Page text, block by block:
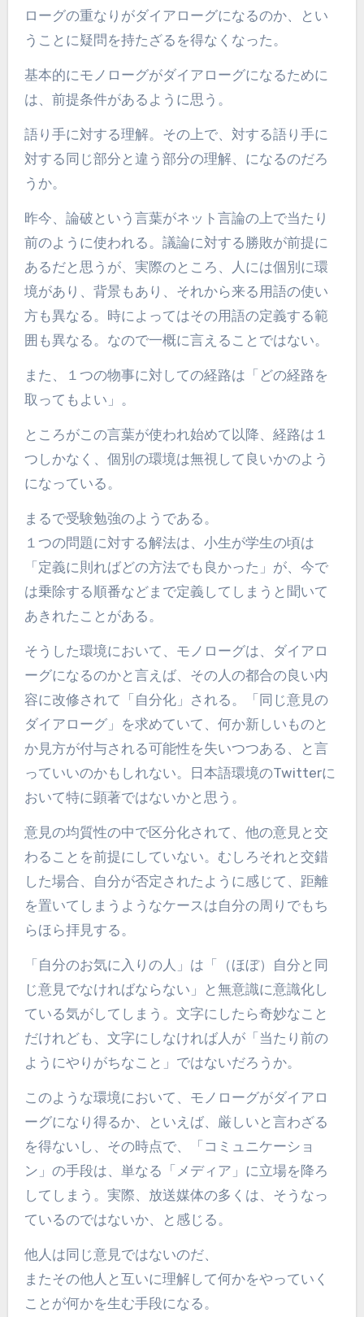
ローグの重なりがダイアローグになるのか、とい
うことに疑問を持たざるを得なくなった。
基本的にモノローグがダイアローグになるために
は、前提条件があるように思う。
語り手に対する理解。その上で、対する語り手に
対する同じ部分と違う部分の理解、になるのだろ
うか。
昨今、論破という言葉がネット言論の上で当たり
前のように使われる。議論に対する勝敗が前提に
あるだと思うが、実際のところ、人には個別に環
境があり、背景もあり、それから来る用語の使い
方も異なる。時によってはその用語の定義する範
囲も異なる。なので一概に言えることではない。
また、１つの物事に対しての経路は「どの経路を
取ってもよい」。
ところがこの言葉が使われ始めて以降、経路は１
つしかなく、個別の環境は無視して良いかのよう
になっている。
まるで受験勉強のようである。
１つの問題に対する解法は、小生が学生の頃は
「定義に則ればどの方法でも良かった」が、今で
は乗除する順番などまで定義してしまうと聞いて
あきれたことがある。
そうした環境において、モノローグは、ダイアロ
ーグになるのかと言えば、その人の都合の良い内
容に改修されて「自分化」される。「同じ意見の
ダイアローグ」を求めていて、何か新しいものと
か見方が付与される可能性を失いつつある、と言
っていいのかもしれない。日本語環境のTwitterに
おいて特に顕著ではないかと思う。
意見の均質性の中で区分化されて、他の意見と交
わることを前提にしていない。むしろそれと交錯
した場合、自分が否定されたように感じて、距離
を置いてしまうようなケースは自分の周りでもち
らほら拝見する。
「自分のお気に入りの人」は「（ほぼ）自分と同
じ意見でなければならない」と無意識に意識化し
ている気がしてしまう。文字にしたら奇妙なこと
だけれども、文字にしなければ人が「当たり前の
ようにやりがちなこと」ではないだろうか。
このような環境において、モノローグがダイアロ
ーグになり得るか、といえば、厳しいと言わざる
を得ないし、その時点で、「コミュニケーショ
ン」の手段は、単なる「メディア」に立場を降ろ
してしまう。実際、放送媒体の多くは、そうなっ
ているのではないか、と感じる。
他人は同じ意見ではないのだ、
またその他人と互いに理解して何かをやっていく
ことが何かを生む手段になる。